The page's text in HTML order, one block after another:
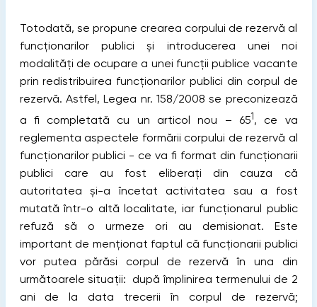
Totodată, se propune crearea corpului de rezervă al
funcționarilor publici și introducerea unei noi
modalități de ocupare a unei funcții publice vacante
prin redistribuirea funcționarilor publici din corpul de
rezervă. Astfel, Legea nr. 158/2008 se preconizează
a fi completată cu un articol nou – 651 , ce va
reglementa aspectele formării corpului de rezervă al
funcționarilor publici - ce va fi format din funcționarii
publici care au fost eliberați din cauza că
autoritatea și-a încetat activitatea sau a fost
mutată într-o altă localitate, iar funcţionarul public
refuză să o urmeze ori au demisionat. Este
important de menționat faptul că funcționarii publici
vor putea părăsi corpul de rezervă în una din
următoarele situații: după împlinirea termenului de 2
ani de la data trecerii în corpul de rezervă;